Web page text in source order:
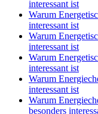
interessant ist
Warum
interessant ist
Warum
interessant ist
Warum
interessant ist
Warum
interessant ist
Warum
besonders